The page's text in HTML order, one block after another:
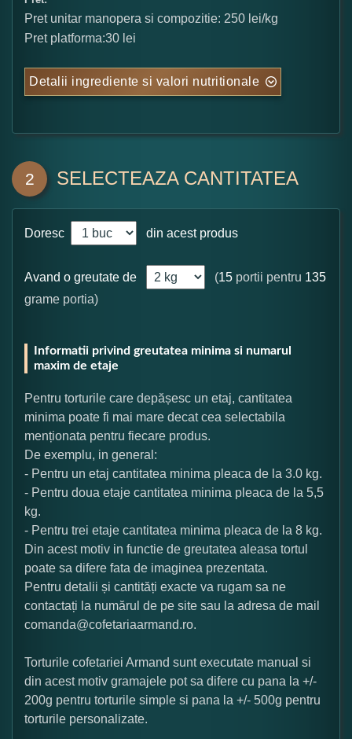
Pret unitar manopera si compozitie: 250 lei/kg
Pret platforma:30 lei
Detalii ingrediente si valori nutritionale
2 SELECTEAZA CANTITATEA
Doresc din acest produs
Avand o greutate de (15 portii pentru 135
grame portia)
Informatii privind greutatea minima si numarul
maxim de etaje
Pentru torturile care depășesc un etaj, cantitatea
minima poate fi mai mare decat cea selectabila
menționata pentru fiecare produs.
De exemplu, in general:
- Pentru un etaj cantitatea minima pleaca de la 3.0 kg.
- Pentru doua etaje cantitatea minima pleaca de la 5,5
kg.
- Pentru trei etaje cantitatea minima pleaca de la 8 kg.
Din acest motiv in functie de greutatea aleasa tortul
poate sa difere fata de imaginea prezentata.
Pentru detalii și cantități exacte va rugam sa ne
contactați la numărul de pe site sau la adresa de mail
comanda@cofetariaarmand.ro.
Torturile cofetariei Armand sunt executate manual si
din acest motiv gramajele pot sa difere cu pana la +/-
200g pentru torturile simple si pana la +/- 500g pentru
torturile personalizate.